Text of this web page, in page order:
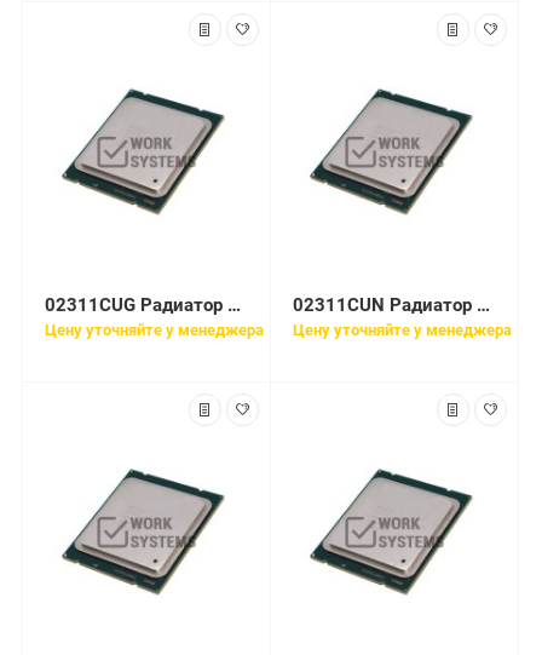
02311CUG Радиатор Huawei E5-2658 V2 with 17.5mm-height CPU1 Heat Sink(XH321 V2/DH321 V2)
Цену уточняйте у менеджера
02311CUN Радиатор Huawei E5-2660 V2 with 17.5mm-height CPU1 Heat Sink(XH321 V2/DH321 V2)
Цену уточняйте у менеджера